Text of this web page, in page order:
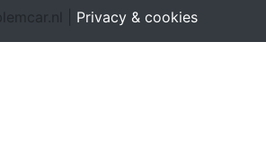
| Privacy & cookies